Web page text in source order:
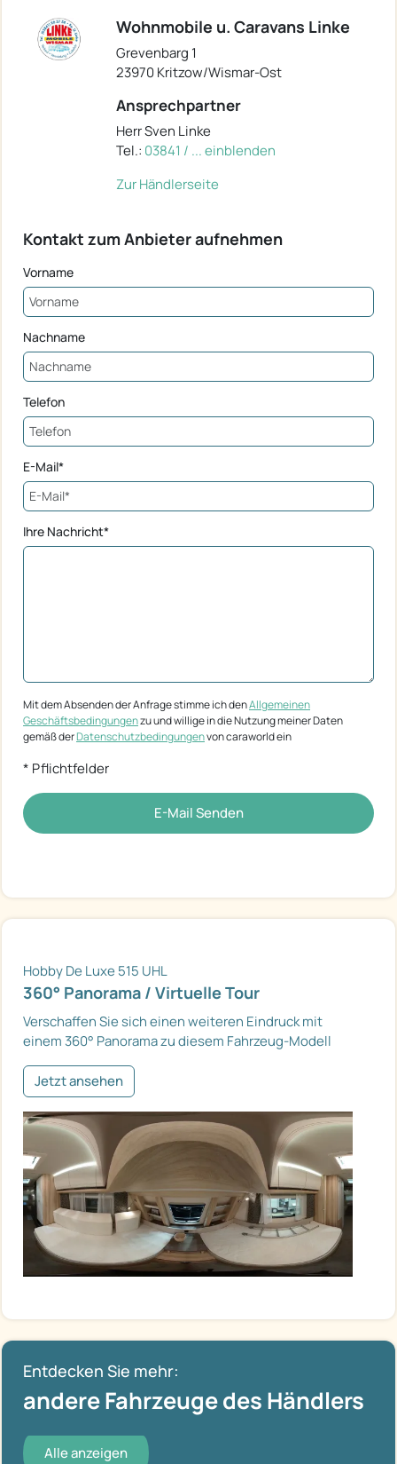
Wohnmobile u. Caravans Linke
Grevenbarg 1
23970 Kritzow/Wismar-Ost
Ansprechpartner
Herr Sven Linke
Tel.: 03841 / ... einblenden
Zur Händlerseite
Kontakt zum Anbieter aufnehmen
Vorname
Nachname
Telefon
E-Mail*
Ihre Nachricht*
Mit dem Absenden der Anfrage stimme ich denAllgemeinen
Geschäftsbedingungenzu und willige in die Nutzung meiner Daten
gemäß derDatenschutzbedingungenvon caraworld ein
* Pflichtfelder
E-Mail Senden
Hobby De Luxe 515 UHL
360° Panorama / Virtuelle Tour
Verschaffen Sie sich einen weiteren Eindruck mit
einem 360° Panorama zu diesem Fahrzeug-Modell
Jetzt ansehen
Entdecken Sie mehr:
andere Fahrzeuge des Händlers
Alle anzeigen